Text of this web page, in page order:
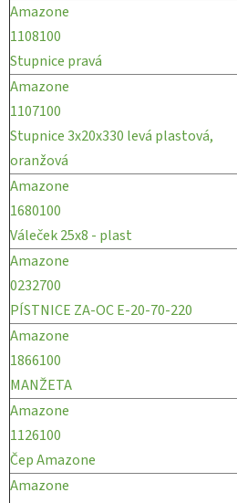
Amazone
1108100
Stupnice pravá
Amazone
1107100
Stupnice 3x20x330 levá plastová,
oranžová
Amazone
1680100
Váleček 25x8 - plast
Amazone
0232700
PÍSTNICE ZA-OC E-20-70-220
Amazone
1866100
MANŽETA
Amazone
1126100
Čep Amazone
Amazone